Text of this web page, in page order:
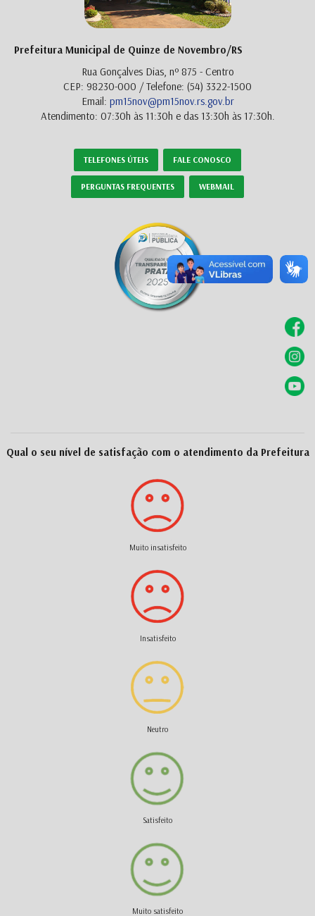
Prefeitura Municipal de Quinze de Novembro/RS
Rua Gonçalves Dias, nº 875 - Centro
CEP: 98230-000 / Telefone: (54) 3322-1500
Email: pm15nov@pm15nov.rs.gov.br
Atendimento: 07:30h às 11:30h e das 13:30h às 17:30h.
TELEFONES ÚTEIS FALE CONOSCO
PERGUNTAS FREQUENTES WEBMAIL
Qual o seu nível de satisfação com o atendimento da Prefeitura
Muito insatisfeito
Insatisfeito
Neutro
Satisfeito
Muito satisfeito